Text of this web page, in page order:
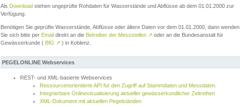
Als Download stehen ungeprüfte Rohdaten für Wasserstände und Abflüsse ab dem 01.01.2000 zur
Verfügung.
Benötigen Sie geprüfte Wasserstände, Abflüsse oder ältere Daten vor dem 01.01.2000, dann wenden
Sie sich bitte per Email direkt an die Betreiber der Messstellen ↗ oder an die Bundesanstalt für
Gewässerkunde ( BfG ↗ ) in Koblenz.
PEGELONLINE Webservices
REST- und XML-basierte Webservices
Ressourcenorientierte API für den Zugriff auf Stammdaten und Messdaten.
Integrierbare Onlinevisualisierung aktueller gewässerkundlicher Zeitreihen
XML-Dokument mit aktuellen Pegelständen